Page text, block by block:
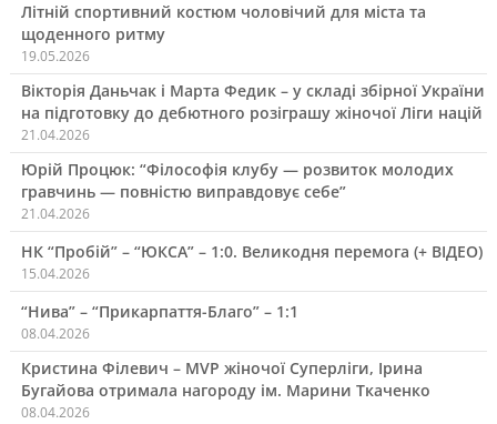
Літній спортивний костюм чоловічий для міста та
щоденного ритму
19.05.2026
Вікторія Даньчак і Марта Федик – у складі збірної України
на підготовку до дебютного розіграшу жіночої Ліги націй
21.04.2026
Юрій Процюк: “Філософія клубу — розвиток молодих
гравчинь — повністю виправдовує себе”
21.04.2026
НК “Пробій” – “ЮКСА” – 1:0. Великодня перемога (+ ВІДЕО)
15.04.2026
“Нива” – “Прикарпаття-Благо” – 1:1
08.04.2026
Кристина Філевич – MVP жіночої Суперліги, Ірина
Бугайова отримала нагороду ім. Марини Ткаченко
08.04.2026